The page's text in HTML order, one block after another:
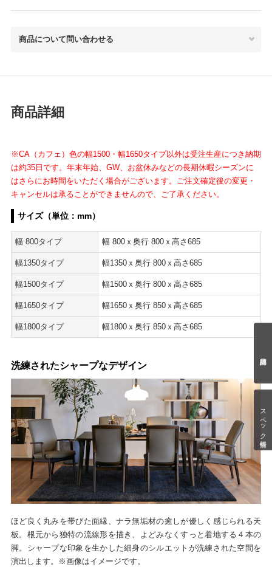
スペック情報
商品について問い合わせる
商品詳細
※CA（カフェ）色の幅1500・幅1650タイプ以外は受注生産につき納期
は約35日です。年末年始、GW、お盆休みなどの長期休暇シーズンに
はさらにお時間をいただく場合がございます。ご注文確定後の変更・
キャンセルは承ることができませんので、ご了承ください。
サイズ（単位：mm）
幅 800タイプ 幅 800ｘ奥行 800ｘ高さ685
幅1350タイプ 幅1350ｘ奥行 800ｘ高さ685
幅1500タイプ 幅1500ｘ奥行 800ｘ高さ685
幅1650タイプ 幅1650ｘ奥行 850ｘ高さ685
幅1800タイプ 幅1800ｘ奥行 850ｘ高さ685
洗練されたシャープなデザイン
ほど良く丸みを帯びた面縁、ナラ無垢材の癒しが優しく感じられる天
板。根元から独特の流線形を描き、よどみなくすっと着地する４本の
脚。シャープな印象を生かした細身のシルエットが洗練された空間を
演出します。※画像はイメージです。